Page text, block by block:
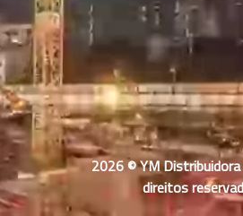
2026 © YM
direitos